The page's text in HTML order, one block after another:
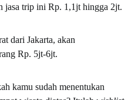
jasa trip ini Rp. 1,1jt hingga 2jt.
dari Jakarta, akan
Rp. 5jt-6jt.
kamu sudah menentukan